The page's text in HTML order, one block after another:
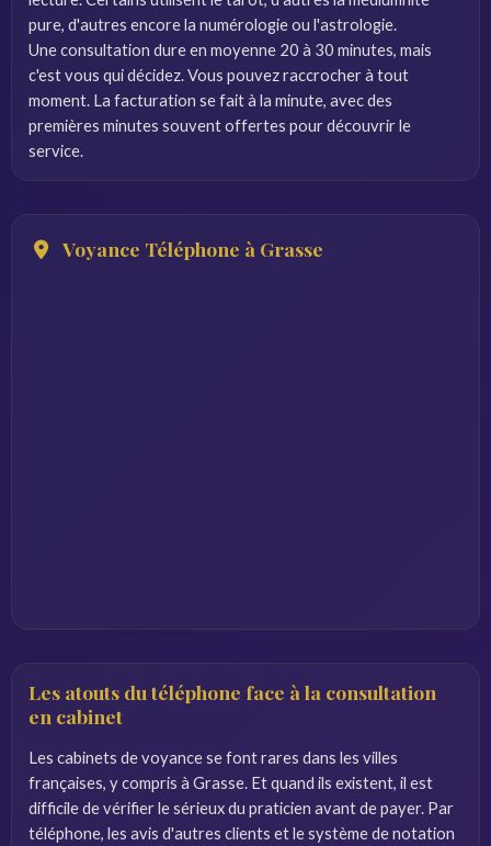
pure, d'autres encore la numérologie ou l'astrologie.
Une consultation dure en moyenne 20 à 30 minutes, mais
c'est vous qui décidez. Vous pouvez raccrocher à tout
moment. La facturation se fait à la minute, avec des
premières minutes souvent offertes pour découvrir le
service.
Voyance Téléphone à Grasse
Les atouts du téléphone face à la consultation
en cabinet
Les cabinets de voyance se font rares dans les villes
françaises, y compris à Grasse. Et quand ils existent, il est
difficile de vérifier le sérieux du praticien avant de payer. Par
téléphone, les avis d'autres clients et le système de notation